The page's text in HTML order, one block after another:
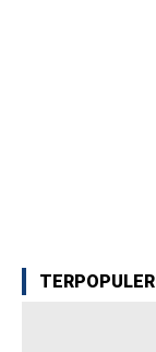
TERPOPULER